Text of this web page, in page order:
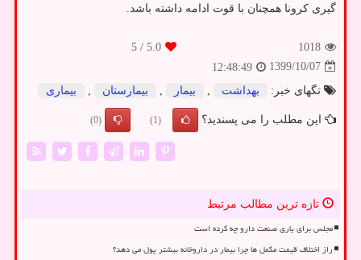
گیری کرونا همچنان با قوت ادامه داشته باشد.
1018
5.0
/ 5
1399/10/07
12:48:49
تگهای خبر:
بهداشت بیمار بیمارستان بیماری
این مطلب را می پسندید؟ (1)
(0)
تازه ترین مطالب مرتبط
مجلس برای یاری صنعت دارو چه کرده است
راز اختلاف قیمت مکمل ها چرا بیمار در داروخانه بیشتر پول می دهد؟